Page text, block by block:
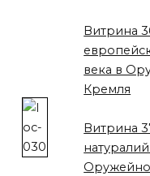
Витрина
века в
Кремля
Витрина